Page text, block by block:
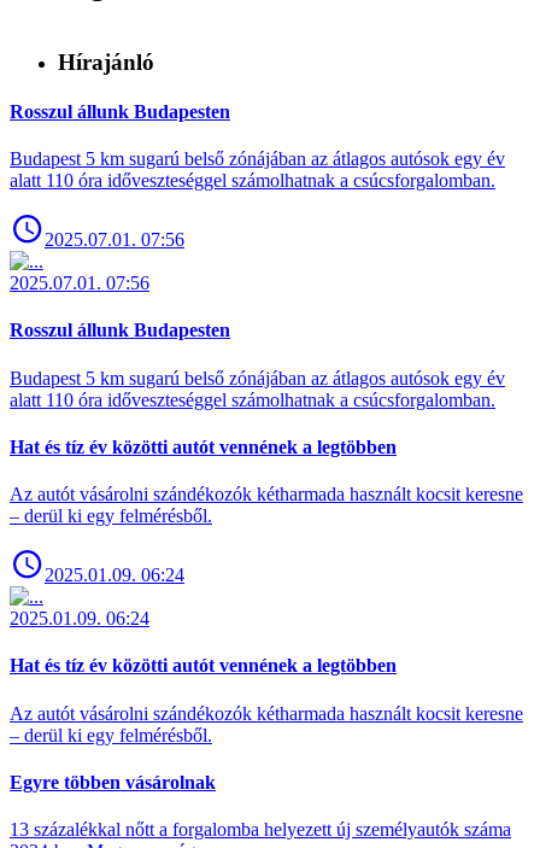
Hírajánló
Rosszul állunk Budapesten
Budapest 5 km sugarú belső zónájában az átlagos autósok egy év
alatt 110 óra időveszteséggel számolhatnak a csúcsforgalomban.
2025.07.01. 07:56
2025.07.01. 07:56
Rosszul állunk Budapesten
Budapest 5 km sugarú belső zónájában az átlagos autósok egy év
alatt 110 óra időveszteséggel számolhatnak a csúcsforgalomban.
Hat és tíz év közötti autót vennének a legtöbben
Az autót vásárolni szándékozók kétharmada használt kocsit keresne
– derül ki egy felmérésből.
2025.01.09. 06:24
2025.01.09. 06:24
Hat és tíz év közötti autót vennének a legtöbben
Az autót vásárolni szándékozók kétharmada használt kocsit keresne
– derül ki egy felmérésből.
Egyre többen vásárolnak
13 százalékkal nőtt a forgalomba helyezett új személyautók száma